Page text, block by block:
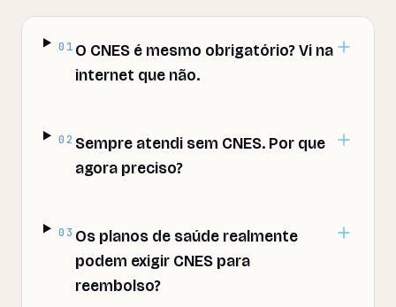
01 O CNES é mesmo obrigatório? Vi na
internet que não.
02 Sempre atendi sem CNES. Por que
agora preciso?
03 Os planos de saúde realmente
podem exigir CNES para
reembolso?